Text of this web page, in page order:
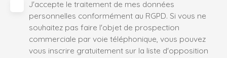
J'accepte le traitement de mes données
personnelles conformément au RGPD. Si vous ne
souhaitez pas faire l'objet de prospection
commerciale par voie téléphonique, vous pouvez
vous inscrire gratuitement sur la liste d'opposition